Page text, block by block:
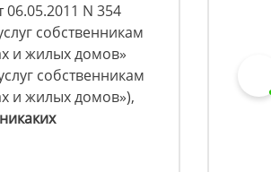
N 354
собственникам
и жилых домов»
собственникам
и жилых домов»),